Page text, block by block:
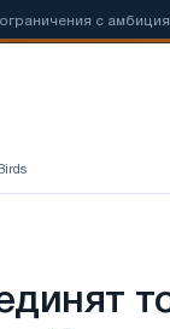
с амбициями